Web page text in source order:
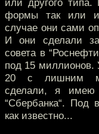
или другого
формы так или
случае они сами
И они сделали
совета в
под 15 миллионов.
20 с лишним
сделали, я имею
“Сбербанка“. Под
как известно...